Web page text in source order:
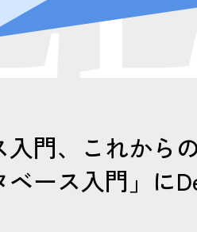
門、これから
ース入門」に